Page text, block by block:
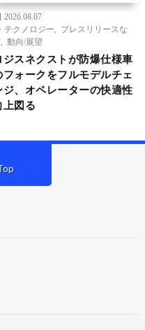
2026.08.07
テクノロジー
プレスリリースな
動向/展望
ジスネクストが防爆仕様車
フォークをフルモデルチェ
ジ、オペレーターの快適性
上図る